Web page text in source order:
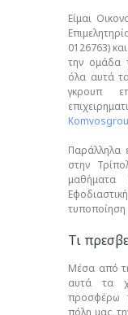
Είμαι
0126763)
την ομάδα
όλα αυτά
γκρουπ
Παράλληλα
στην
μαθήματα
τυποποίηση
Τι
Μέσα από
αυτά τα
προσφέρω